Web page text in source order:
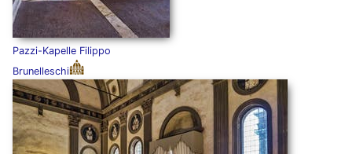
Pazzi-Kapelle Filippo
Brunelleschi